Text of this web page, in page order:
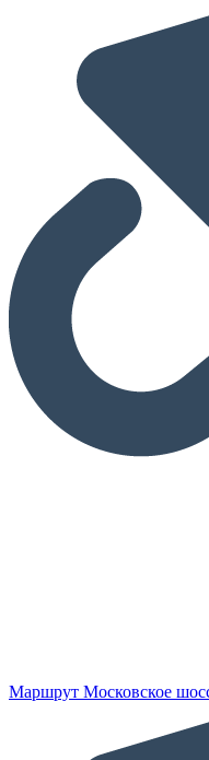
Маршрут Московское